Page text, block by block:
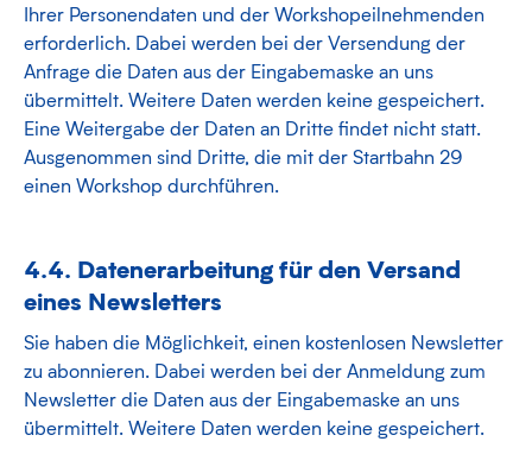
Ihrer Personendaten und der Workshopeilnehmenden
erforderlich. Dabei werden bei der Versendung der
Anfrage die Daten aus der Eingabemaske an uns
übermittelt. Weitere Daten werden keine gespeichert.
Eine Weitergabe der Daten an Dritte findet nicht statt.
Ausgenommen sind Dritte, die mit der Startbahn 29
einen Workshop durchführen.
4.4. Datenerarbeitung für den Versand
eines Newsletters
Sie haben die Möglichkeit, einen kostenlosen Newsletter
zu abonnieren. Dabei werden bei der Anmeldung zum
Newsletter die Daten aus der Eingabemaske an uns
übermittelt. Weitere Daten werden keine gespeichert.